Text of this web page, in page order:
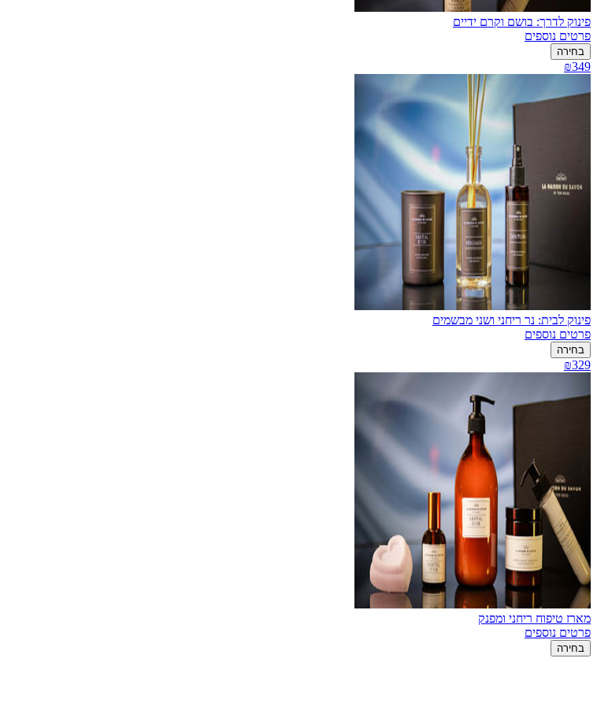
פינוק לדרך: בושם וקרם ידיים
פרטים נוספים
בחירה
₪349
פינוק לבית: נר ריחני ושני מבשמים
פרטים נוספים
בחירה
₪329
מארז טיפוח ריחני ומפנק
פרטים נוספים
בחירה